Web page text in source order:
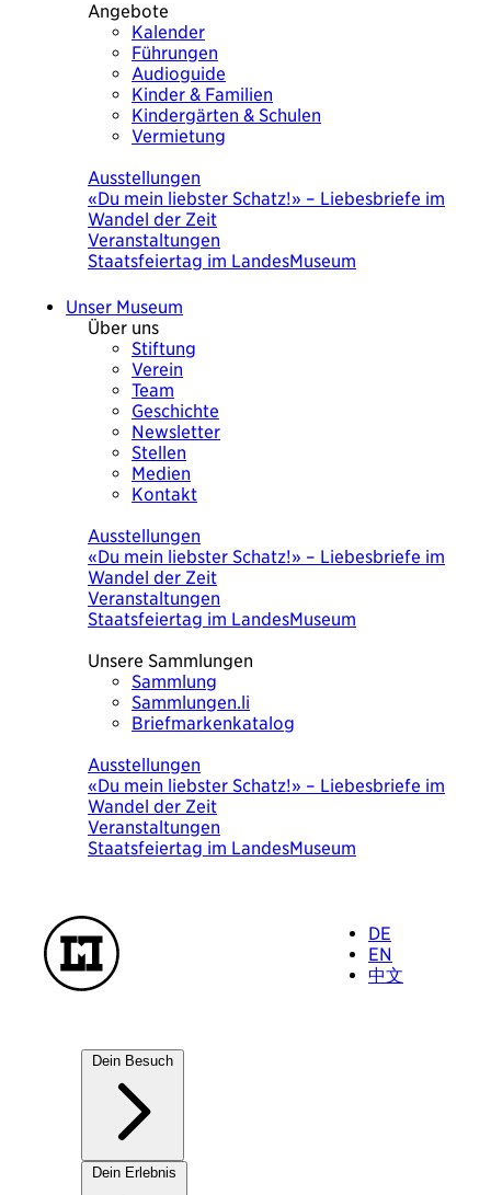
Angebote
Kalender
Führungen
Audioguide
Kinder & Familien
Kindergärten & Schulen
Vermietung
Ausstellungen
«Du mein liebster Schatz!» – Liebesbriefe im
Wandel der Zeit
Veranstaltungen
Staatsfeiertag im LandesMuseum
Unser Museum
Über uns
Stiftung
Verein
Team
Geschichte
Newsletter
Stellen
Medien
Kontakt
Ausstellungen
«Du mein liebster Schatz!» – Liebesbriefe im
Wandel der Zeit
Veranstaltungen
Staatsfeiertag im LandesMuseum
Unsere Sammlungen
Sammlung
Sammlungen.li
Briefmarkenkatalog
Ausstellungen
«Du mein liebster Schatz!» – Liebesbriefe im
Wandel der Zeit
Veranstaltungen
Staatsfeiertag im LandesMuseum
DE
EN
中文
Dein Besuch
Unsere Häuser
Dein Erlebnis